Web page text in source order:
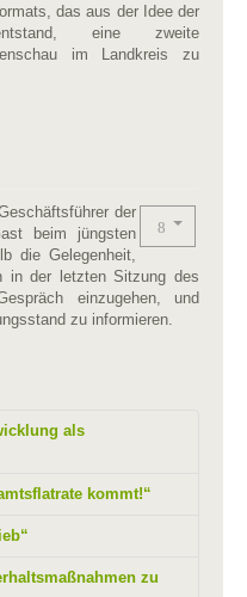
das aus der Idee der
eine zweite
im Landkreis zu
der
beim jüngsten
die Gelegenheit,
in der letzten Sitzung des
einzugehen, und
zu informieren.
als
kommt!“
zu